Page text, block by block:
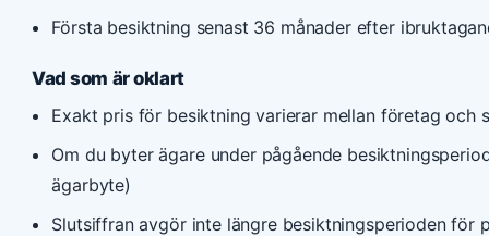
Första besiktning senast 36 månader efter
Vad som är oklart
Exakt pris för besiktning varierar mellan företag och
Om du byter ägare under pågående
ägarbyte)
Slutsiffran avgör inte längre besiktningsperioden för